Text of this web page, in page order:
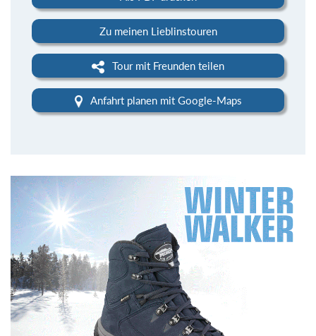
Zu meinen Lieblinstouren
Tour mit Freunden teilen
Anfahrt planen mit Google-Maps